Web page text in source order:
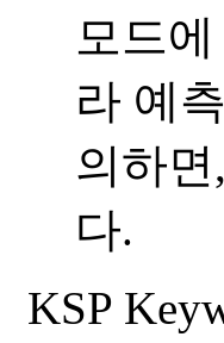
모드
라 예
의하
다.
KSP